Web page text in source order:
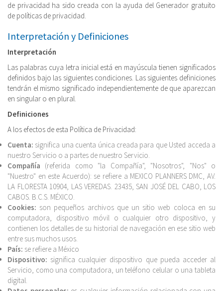
de privacidad ha sido creada con la ayuda del Generador gratuito
de políticas de privacidad.
Interpretación y Definiciones
Interpretación
Las palabras cuya letra inicial está en mayúscula tienen significados
definidos bajo las siguientes condiciones. Las siguientes definiciones
tendrán el mismo significado independientemente de que aparezcan
en singular o en plural.
Definiciones
A los efectos de esta Política de Privacidad:
Cuenta: significa una cuenta única creada para que Usted acceda a
nuestro Servicio o a partes de nuestro Servicio.
Compañía (referida como "la Compañía", "Nosotros", "Nos" o
"Nuestro" en este Acuerdo): se refiere a MEXICO PLANNERS DMC, AV.
LA FLORESTA 10904, LAS VEREDAS. 23435, SAN JOSÉ DEL CABO, LOS
CABOS. B.C.S. MÉXICO.
Cookies: son pequeños archivos que un sitio web coloca en su
computadora, dispositivo móvil o cualquier otro dispositivo, y
contienen los detalles de su historial de navegación en ese sitio web
entre sus muchos usos.
País: se refiere a México
Dispositivo: significa cualquier dispositivo que pueda acceder al
Servicio, como una computadora, un teléfono celular o una tableta
digital.